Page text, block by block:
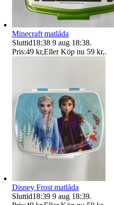
Minecraft matlåda
Sluttid18:38 9 aug 18:38.
Pris:49 kr,Eller Köp nu 59 kr,.
Disney Frost matlåda
Sluttid18:39 9 aug 18:39.